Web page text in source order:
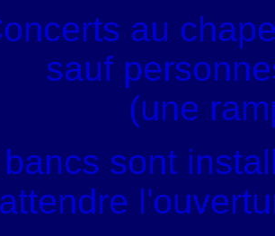
au
sauf
(une
sont
attendre